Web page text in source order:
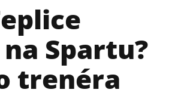
Spartu?
trenéra